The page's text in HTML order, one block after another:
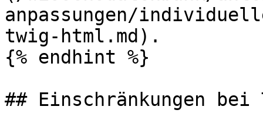
anpassungen/
twig-html.md).
{% endhint %}
## Einschränkungen bei